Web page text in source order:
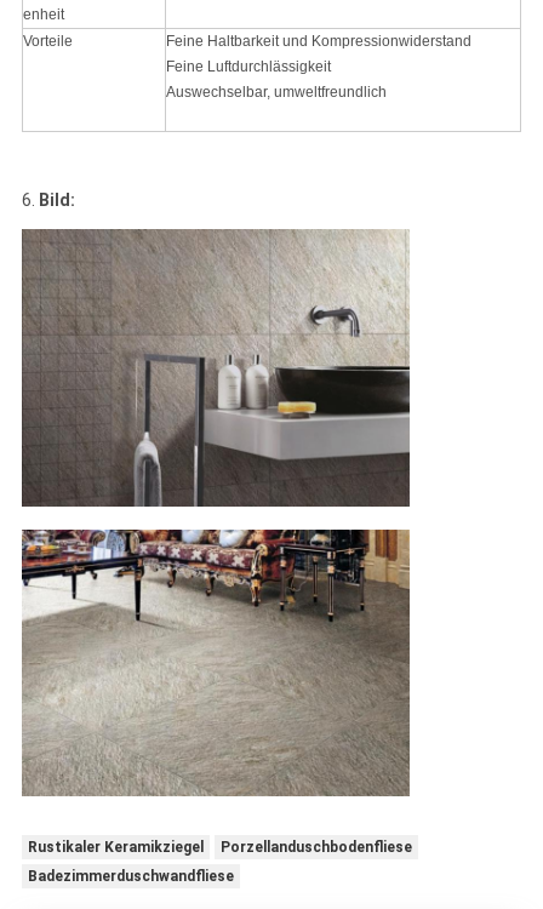
enheit
Vorteile
Feine Haltbarkeit und Kompressionwiderstand
Feine Luftdurchlässigkeit
Auswechselbar, umweltfreundlich
6. Bild:
Rustikaler Keramikziegel
Porzellanduschbodenfliese
Badezimmerduschwandfliese